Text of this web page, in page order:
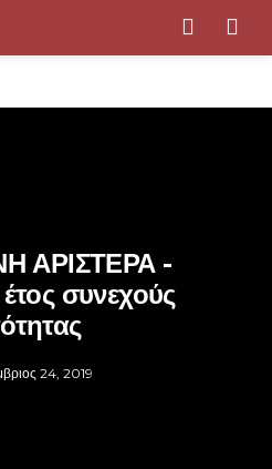
ΑΡΙΣΤΕΡΑ -
συνεχούς
24, 2019